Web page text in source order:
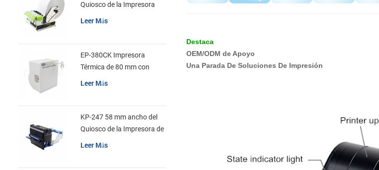
Destaca
OEM/ODM de Apoyo
Una Parada De Soluciones De Impresión
Quiosco de la Impresora
Módulo de
Leer Más
EP-380CK Impresora
Térmica de 80 mm con
Leer Más
KP-247 58 mm ancho del
Quiosco de la Impresora de
Leer Más